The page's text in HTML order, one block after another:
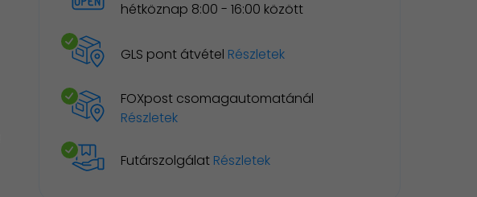
hétköznap 8:00 - 16:00 között
GLS pont átvétel Részletek
FOXpost csomagautomatánál
Részletek
Futárszolgálat Részletek